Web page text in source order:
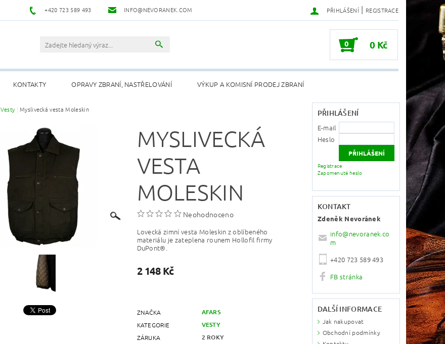
+420 723 589 493 INFO@NEVORANEK.COM PŘIHLÁŠENÍ | REGISTRACE
0 0 Kč
KONTAKTY OPRAVY ZBRANÍ, NASTŘELOVÁNÍ VÝKUP A KOMISNÍ PRODEJ ZBRANÍ
Vesty Myslivecká vesta Moleskin
MYSLIVECKÁ
VESTA
MOLESKIN
Neohodnoceno
Lovecká zimní vesta Moleskin z oblíbeného
materiálu je zateplena rounem Hollofil firmy
DuPont®.
2 148 Kč
ZNAČKA AFARS
KATEGORIE VESTY
ZÁRUKA 2 ROKY
PŘIHLÁŠENÍ
E-mail
Heslo
Registrace
Zapomenuté heslo
KONTAKT
Zdeněk Nevoránek
info@nevoranek.co
m
+420 723 589 493
FB stránka
DALŠÍ INFORMACE
Jak nakupovat
Obchodní podmínky